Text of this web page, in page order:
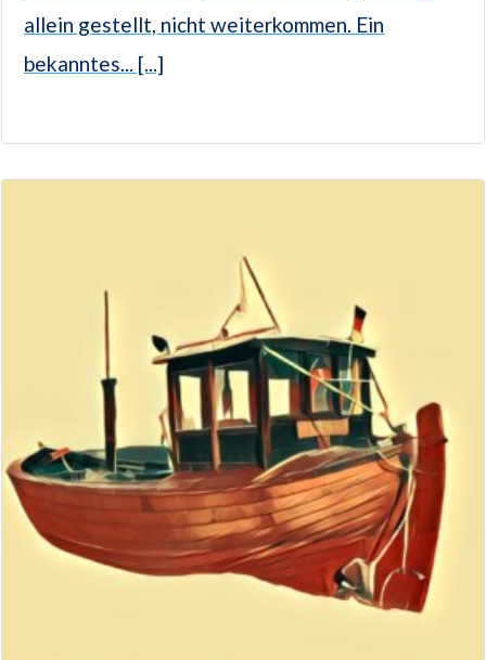
allein gestellt, nicht weiterkommen. Ein
bekanntes... [...]